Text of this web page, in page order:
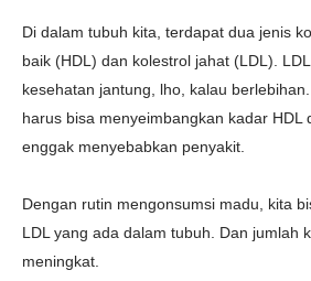
Di dalam tubuh kita, terdapat dua jenis
baik (HDL) dan kolestrol jahat (LDL).
kesehatan jantung, lho, kalau
harus bisa menyeimbangkan kadar HDL
enggak menyebabkan penyakit.
Dengan rutin mengonsumsi madu, kita
LDL yang ada dalam tubuh. Dan jumlah
meningkat.